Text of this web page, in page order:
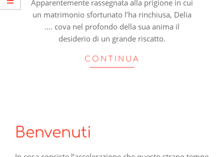
Apparentemente rassegnata alla prigione in cui
un matrimonio sfortunato l’ha rinchiusa, Delia
…. cova nel profondo della sua anima il
desiderio di un grande riscatto.
CONTINUA
Benvenuti